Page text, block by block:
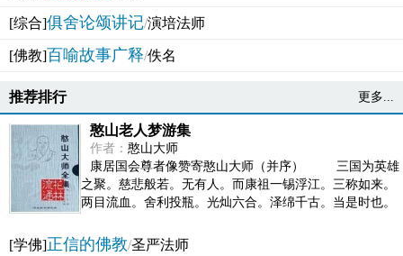
[综合]俱舍论颂讲记/演培法师
[佛教]百喻故事广释/佚名
推荐排行 更多...
憨山老人梦游集
作者： 憨山大师
康居国会尊者像赞寄憨山大师（并序） 三国为英雄
之聚。慈悲般若。无有人。而康祖一锡浮江。三称如来。
两目流血。舍利投瓶。光灿六合。泽绵千古。当是时也。
[学佛]正信的佛教/圣严法师